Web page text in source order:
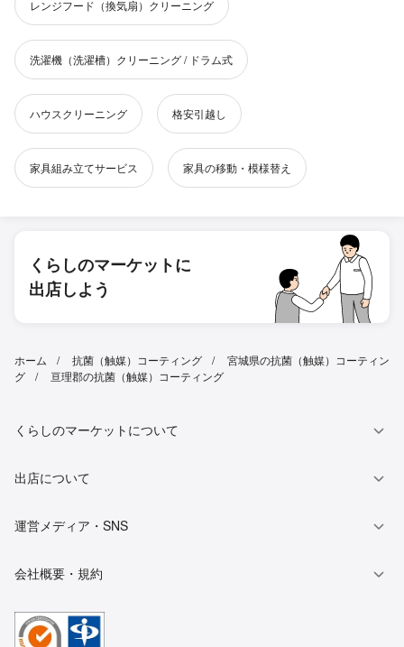
レンジフード（換気扇）クリーニング
洗濯機（洗濯槽）クリーニング / ドラム式
ハウスクリーニング 格安引越し
家具組み立てサービス 家具の移動・模様替え
くらしのマーケットに
出店しよう
ホーム 抗菌（触媒）コーティング
宮城県の抗菌（触媒）コーティン
グ
亘理郡の抗菌（触媒）コーティング
くらしのマーケットについて
出店について
運営メディア・SNS
会社概要・規約